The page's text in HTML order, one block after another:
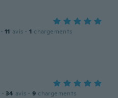
· 11 avis · 1 chargements
· 34 avis · 9 chargements